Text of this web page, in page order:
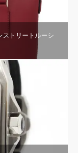
ストリートルーシ